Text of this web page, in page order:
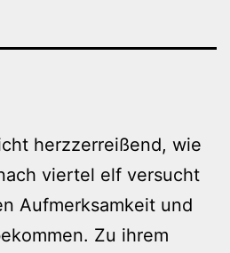
herzzerreißend, wie
viertel elf versucht
Aufmerksamkeit und
Zu ihrem